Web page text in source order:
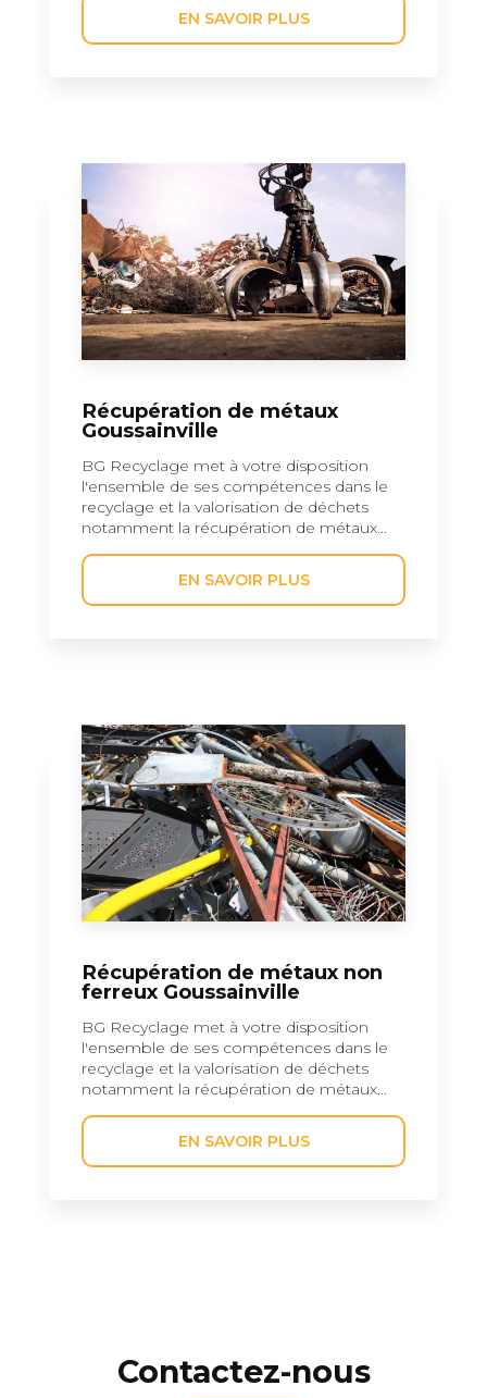
EN SAVOIR PLUS
Récupération de métaux
Goussainville
BG Recyclage met à votre disposition
l'ensemble de ses compétences dans le
recyclage et la valorisation de déchets
notamment la récupération de métaux...
EN SAVOIR PLUS
Récupération de métaux non
ferreux Goussainville
BG Recyclage met à votre disposition
l'ensemble de ses compétences dans le
recyclage et la valorisation de déchets
notamment la récupération de métaux...
EN SAVOIR PLUS
Contactez-nous